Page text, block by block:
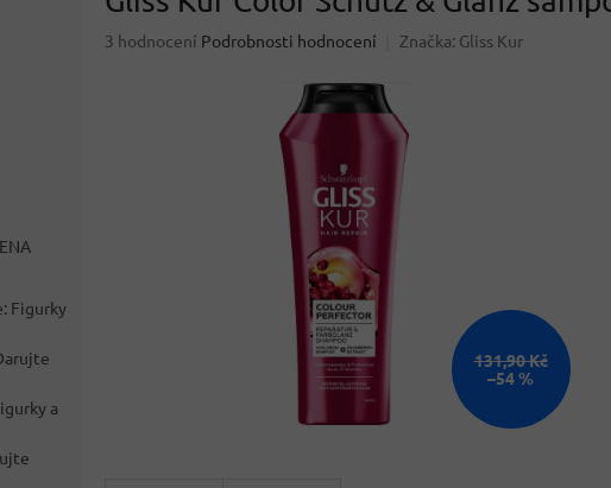
Figurky
a
Průměrné
3 hodnocení Podrobnosti hodnocení Značka: Gliss Kur
131,90 Kč
–54 %